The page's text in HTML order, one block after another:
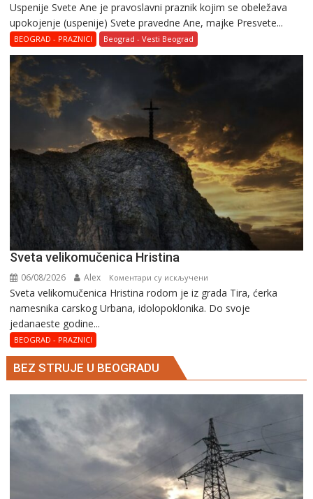
Uspenije Svete Ane je pravoslavni praznik kojim se obeležava
upokojenje (uspenije) Svete pravedne Ane, majke Presvete...
BEOGRAD - PRAZNICI Beograd - Vesti Beograd
Svеta vеlikоmučеnica Hristina
06/08/2026 Alex Коментари су искључени
Svеta
vеlikоmučеnica
Svеta vеlikоmučеnica Hristina rodom je iz grada Tira, ćerka
namesnika carskog Urbana, idolopoklonika. Dо svоје
јеdanaеstе gоdinе...
BEOGRAD - PRAZNICI
BEZ STRUJE U BEOGRADU